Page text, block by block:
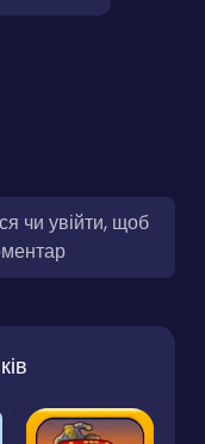
чи увійти, щоб